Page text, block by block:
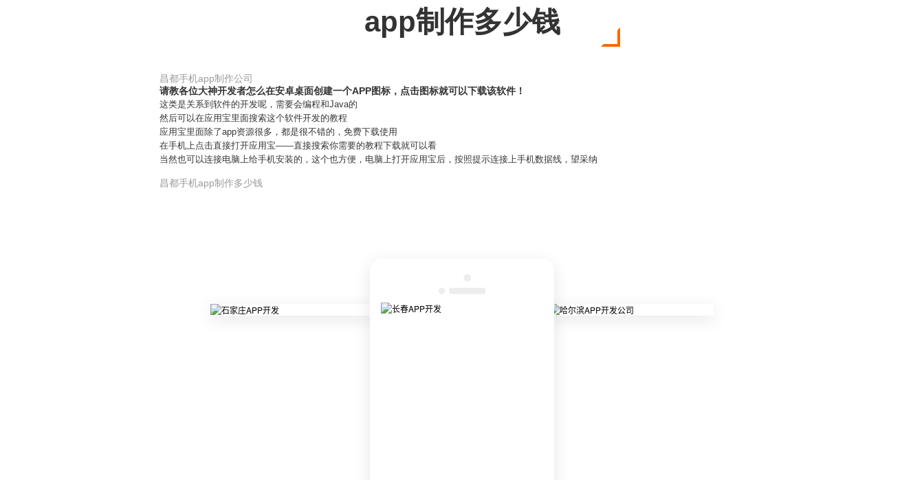
app制作多少钱
昌都手机app制作公司
请教各位大神开发者怎么在安卓桌面创建一个APP图标，点击图标就可以下载该软件！
这类是关系到软件的开发呢，需要会编程和Java的
然后可以在应用宝里面搜索这个软件开发的教程
应用宝里面除了app资源很多，都是很不错的，免费下载使用
在手机上点击直接打开应用宝——直接搜索你需要的教程下载就可以看
当然也可以连接电脑上给手机安装的，这个也方便，电脑上打开应用宝后，按照提示连接上手机数据线，望采纳
昌都手机app制作多少钱